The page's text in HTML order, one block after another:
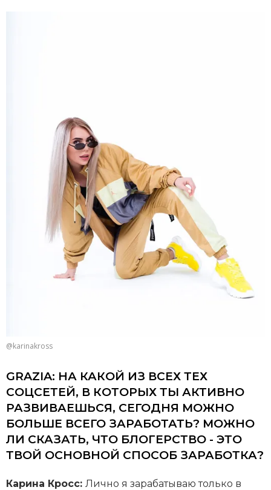
@karinakross
GRAZIA: НА КАКОЙ ИЗ ВСЕХ ТЕХ
СОЦСЕТЕЙ, В КОТОРЫХ ТЫ АКТИВНО
РАЗВИВАЕШЬСЯ, СЕГОДНЯ МОЖНО
БОЛЬШЕ ВСЕГО ЗАРАБОТАТЬ? МОЖНО
ЛИ СКАЗАТЬ, ЧТО БЛОГЕРСТВО - ЭТО
ТВОЙ ОСНОВНОЙ СПОСОБ ЗАРАБОТКА?
Карина Кросс: Лично я зарабатываю только в